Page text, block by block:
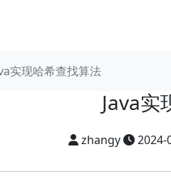
实现哈希查找算法
Java实
zhangy 2024-